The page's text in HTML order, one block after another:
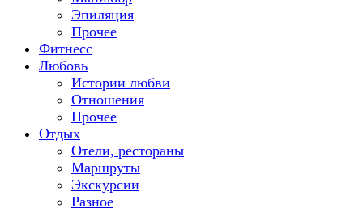
Эпиляция
Прочее
Фитнесс
Любовь
Истории любви
Отношения
Прочее
Отдых
Отели, рестораны
Маршруты
Экскурсии
Разное